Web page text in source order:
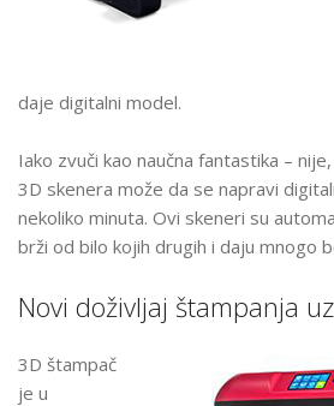
daje digitalni model.
Iako zvuči kao naučna fantastika –
3D skenera može da se napravi
nekoliko minuta. Ovi skeneri su
brži od bilo kojih drugih i daju mnogo
Novi doživljaj štampanja
3D štampač
je u